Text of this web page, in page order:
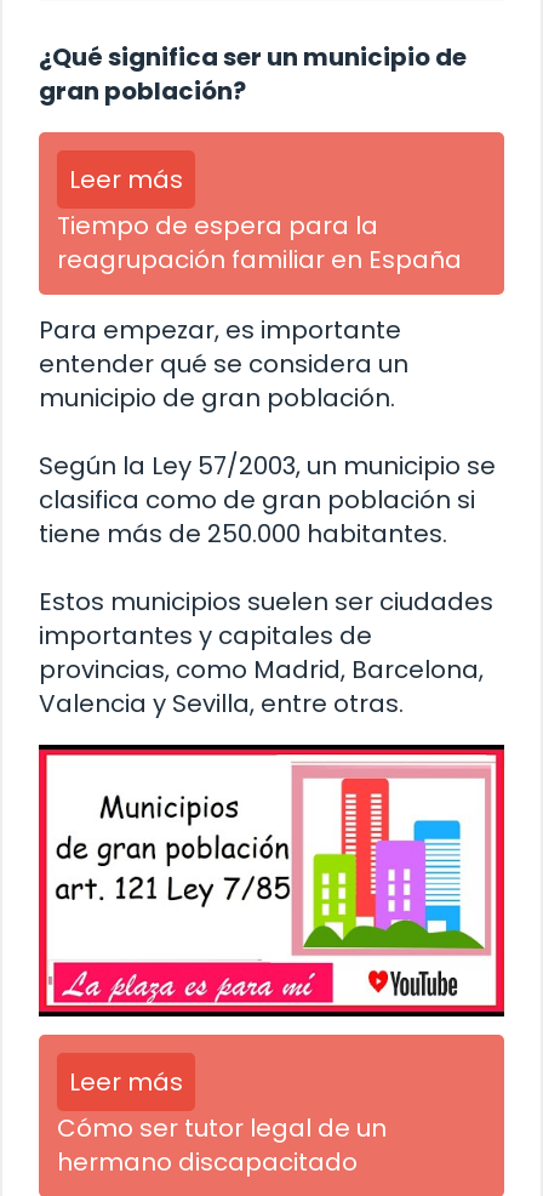
¿Qué significa ser un municipio de
gran población?
Leer más
Tiempo de espera para la
reagrupación familiar en España
Para empezar, es importante
entender qué se considera un
municipio de gran población.
Según la Ley 57/2003, un municipio se
clasifica como de gran población si
tiene más de 250.000 habitantes.
Estos municipios suelen ser ciudades
importantes y capitales de
provincias, como Madrid, Barcelona,
Valencia y Sevilla, entre otras.
Leer más
Cómo ser tutor legal de un
hermano discapacitado